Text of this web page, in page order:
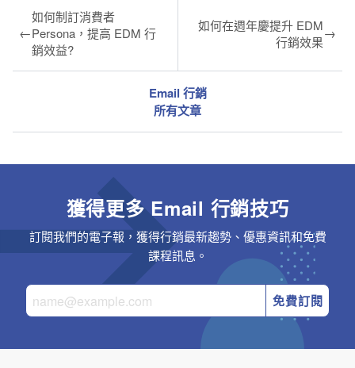
←
如何制訂消費者
Persona，提高 EDM 行
銷效益?
Email 行銷
所有文章
如何在週年慶提升 EDM
行銷效果→
獲得更多 Email 行銷技巧
訂閱我們的電子報，獲得行銷最新趨勢、優惠資訊和免費
課程訊息。
免費訂閱